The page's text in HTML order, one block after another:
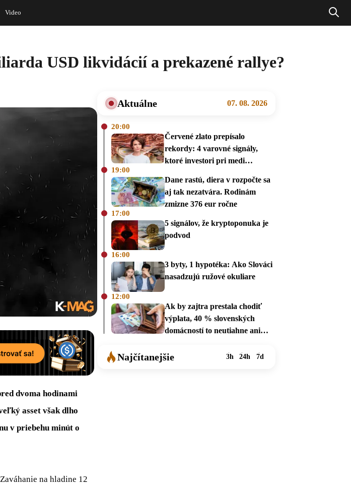
Video
USD likvidácií a prekazené rallye?
dvoma hodinami
asset však dlho
v priebehu minút o
na hladine 12
Aktuálne 07. 08. 2026
20:00
Červené zlato prepísalo
rekordy: 4 varovné signály,
ktoré investori pri medi
19:00
Dane rastú, diera v rozpočte sa
aj tak nezatvára. Rodinám
zmizne 376 eur ročne
17:00
5 signálov, že kryptoponuka je
podvod
16:00
3 byty, 1 hypotéka: Ako Slováci
nasadzujú ružové okuliare
12:00
Ak by zajtra prestala chodiť
výplata, 40 % slovenských
domácností to neutiahne ani
Najčítanejšie 3h 24h 7d